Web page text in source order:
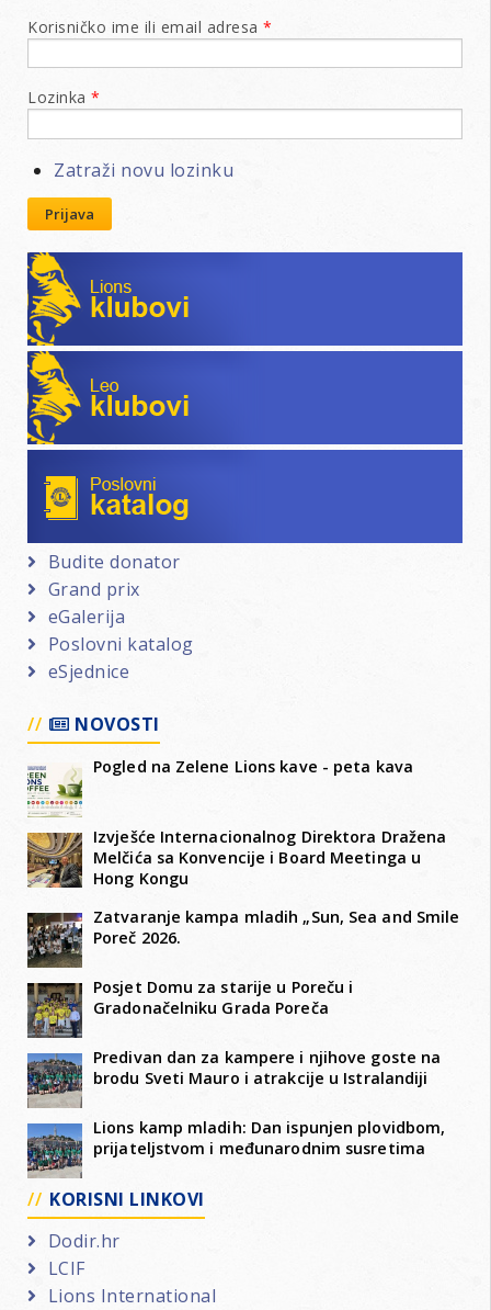
Korisničko ime ili email adresa *
Lozinka *
Zatraži novu lozinku
Prijava
Lions klubovi
Leo klubovi
Budite donator
Grand prix
eGalerija
Poslovni katalog
eSjednice
NOVOSTI
Pogled na Zelene Lions kave - peta kava
Izvješće Internacionalnog Direktora Dražena
Melčića sa Konvencije i Board Meetinga u
Hong Kongu
Zatvaranje kampa mladih „Sun, Sea and Smile
Poreč 2026.
Posjet Domu za starije u Poreču i
Gradonačelniku Grada Poreča
Predivan dan za kampere i njihove goste na
brodu Sveti Mauro i atrakcije u Istralandiji
Lions kamp mladih: Dan ispunjen plovidbom,
prijateljstvom i međunarodnim susretima
KORISNI LINKOVI
Dodir.hr
LCIF
Lions International